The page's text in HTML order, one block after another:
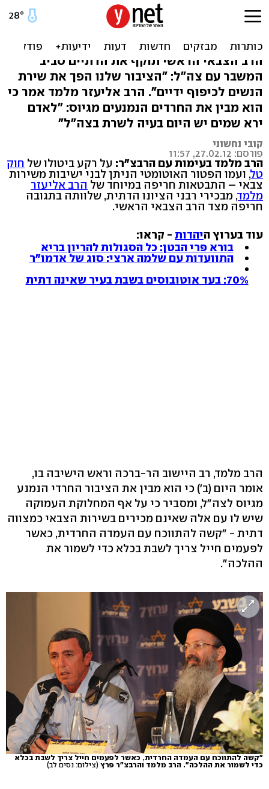
הרבצ"ר: הדתיים אשמים
במשבר עם הצבא‬
הרב הצבאי הראשי תוקף את הדתיים סביב
המשבר עם צה"ל: "הציבור שלנו הפך את שירת
הנשים לכיפוף ידיים". הרב אליעזר מלמד אמר כי
הוא מבין את החרדים הנמנעים מגיוס: "לאדם
ירא שמים יש היום בעיה לשרת בצה"ל"
קובי נחשוני
פורסם: 27.02.12, 11:57
הרב מלמד בעימות עם הרבצ"ר: על רקע ביטולו של חוק
טל, ועמו הפטור האוטומטי הניתן לבני ישיבות משירות
צבאי – התבטאות חריפה במיוחד של הרב אליעזר
מלמד, מבכירי רבני הציונו הדתית, שלוותה בתגובה
חריפה מצד הרב הצבאי הראשי.
עוד בערוץ היהדות - קראו:
בורא פרי הבטן: כל הסגולות להריון בריא
התוועדות עם שלמה ארצי: סוג של אדמו"ר
70%: בעד אוטובוסים בשבת בעיר שאינה דתית
הרב מלמד, רב היישוב הר-ברכה וראש הישיבה בו,
אומר היום (ב') כי הוא מבין את הציבור החרדי הנמנע
מגיוס לצה"ל, ומסביר כי על אף המחלוקת העמוקה
שיש לו עם אלה שאינם מכירים בשירות הצבאי כמצווה
דתית - "קשה להתווכח עם העמדה החרדית, כאשר
לפעמים חייל צריך לשבת בכלא כדי לשמור את
ההלכה".
"קשה להתווכח עם העמדה החרדית, כאשר לפעמים חייל צריך לשבת בכלא
כדי לשמור את ההלכה". הרב מלמד והרבצ"ר פרץ (צילום: נסים לב)